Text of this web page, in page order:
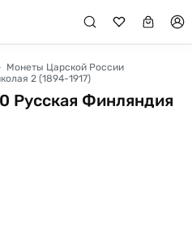
Монеты Царской России
2 (1894-1917)
Русская Финляндия